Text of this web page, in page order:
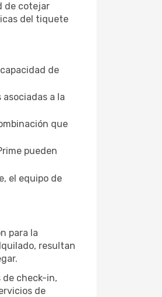
de cotejar
del tiquete
de
a la
que
pueden
el equipo de
para la
resultan
check-in,
de